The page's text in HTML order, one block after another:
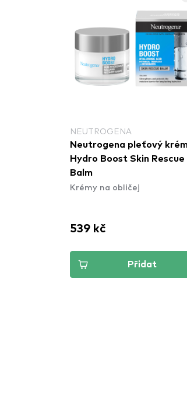
NEUTROGENA
Neutrogena pleťový
Hydro Boost Skin Rescue
Balm
Krémy na obličej
539 kč
Přidat